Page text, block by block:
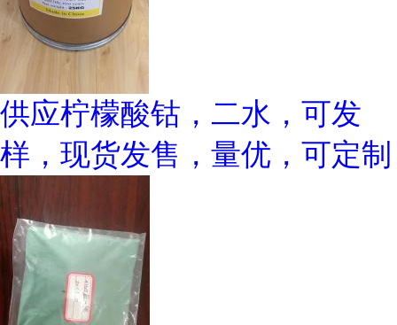
供应柠檬酸钴，二水，可发
样，现货发售，量优，可定制